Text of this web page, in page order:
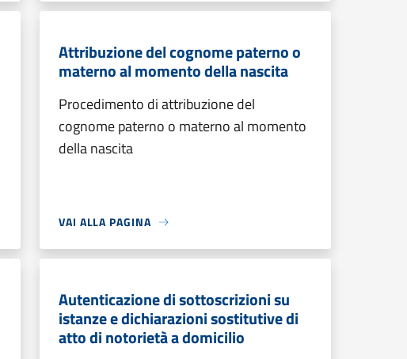
Attribuzione del cognome paterno o
materno al momento della nascita
Procedimento di attribuzione del
cognome paterno o materno al momento
della nascita
VAI ALLA PAGINA
Autenticazione di sottoscrizioni su
istanze e dichiarazioni sostitutive di
atto di notorietà a domicilio